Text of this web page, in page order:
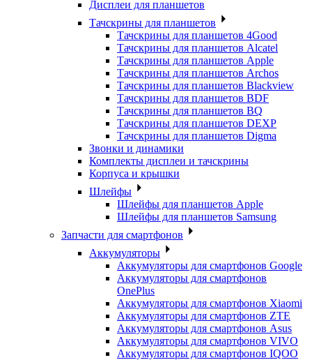
Дисплеи для планшетов
Тачскрины для планшетов
Тачскрины для планшетов 4Good
Тачскрины для планшетов Alcatel
Тачскрины для планшетов Apple
Тачскрины для планшетов Archos
Тачскрины для планшетов Blackview
Тачскрины для планшетов BDF
Тачскрины для планшетов BQ
Тачскрины для планшетов DEXP
Тачскрины для планшетов Digma
Звонки и динамики
Комплекты дисплеи и тачскрины
Корпуса и крышки
Шлейфы
Шлейфы для планшетов Apple
Шлейфы для планшетов Samsung
Запчасти для смартфонов
Аккумуляторы
Аккумуляторы для смартфонов Google
Аккумуляторы для смартфонов
OnePlus
Аккумуляторы для смартфонов Xiaomi
Аккумуляторы для смартфонов ZTE
Аккумуляторы для cмартфонов Asus
Аккумуляторы для смартфонов VIVO
Аккумуляторы для смартфонов IQOO